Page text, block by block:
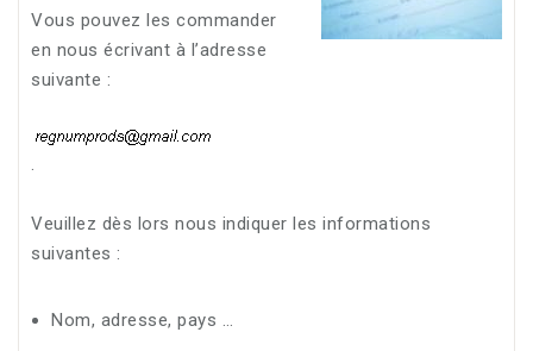
Vous pouvez les commander
en nous écrivant à l’adresse
suivante :
.
Veuillez dès lors nous indiquer les informations
suivantes :
Nom, adresse, pays …